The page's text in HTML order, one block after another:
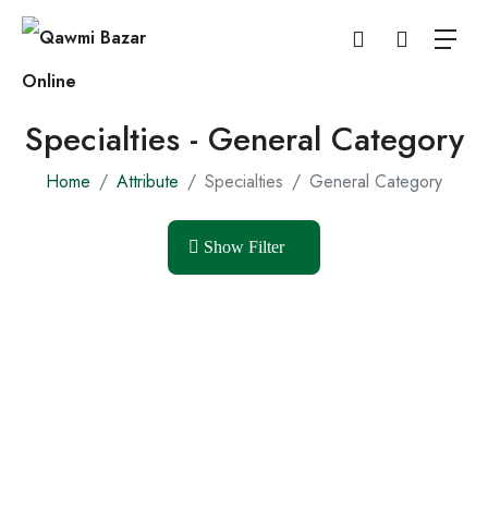
Specialties - General Category
Home Attribute Specialties General Category
Show Filter